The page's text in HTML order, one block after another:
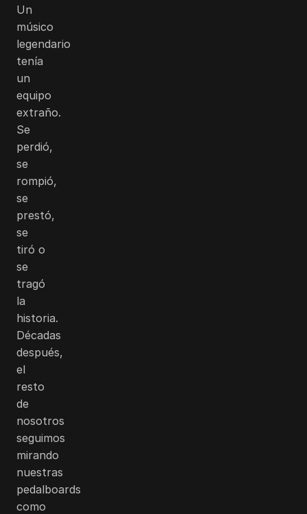
Un
músico
legendario
tenía
un
equipo
extraño.
Se
perdió,
se
rompió,
se
prestó,
se
tiró o
se
tragó
la
historia.
Décadas
después,
el
resto
de
nosotros
seguimos
mirando
nuestras
pedalboards
como